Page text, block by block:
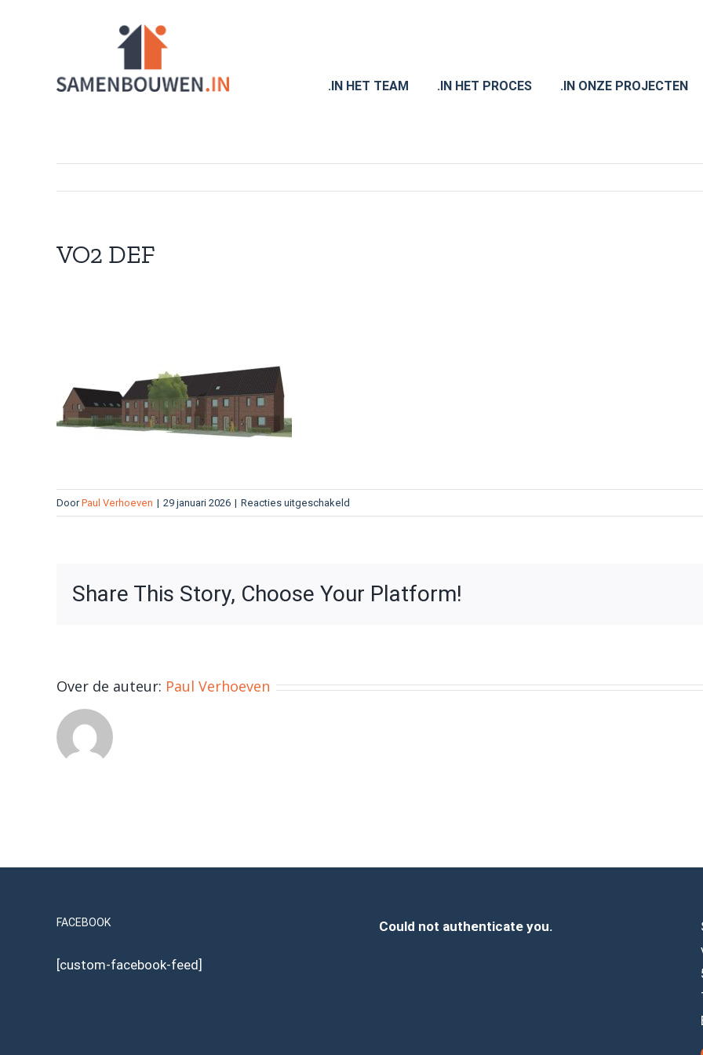
.IN HET TEAM .IN HET PROCES .IN ONZE PROJECTEN
VO2 DEF
DoorPaul Verhoeven | 29 januari 2026 | Reacties uitgeschakeld
VO2
Share This Story, Choose Your Platform!
Over de auteur: Paul Verhoeven
FACEBOOK
[custom-facebook-feed]
Could not authenticate you.